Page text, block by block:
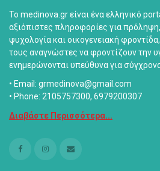
Το medinova.gr είναι ένα ελληνικό
αξιόπιστες πληροφορίες για
ψυχολογία και οικογενειακή
τους αναγνώστες να φροντίζουν την
ενημερώνονται υπεύθυνα για
• Email: grmedinova@gmail.com
• Phone: 2105757300, 6979200307
Διαβάστε Περισσότερα...